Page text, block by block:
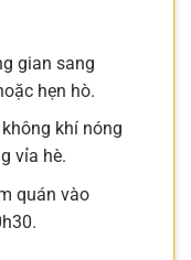
gian sang
hẹn hò.
khí nóng
vỉa hè.
quán vào